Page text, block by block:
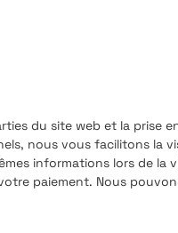
du site web et la prise
nous vous facilitons la
informations lors de la
paiement. Nous